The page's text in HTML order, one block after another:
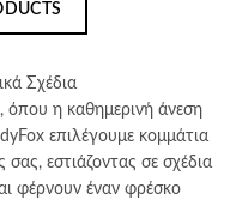
Σχέδια
η καθημερινή άνεση
επιλέγουμε κομμάτια
εστιάζοντας σε σχέδια
φέρνουν έναν φρέσκο